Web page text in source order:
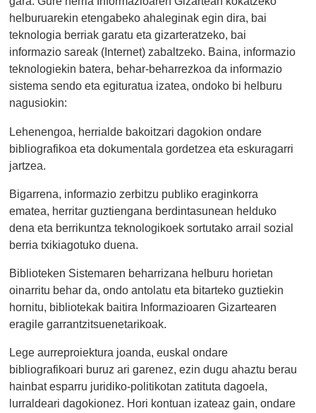
helburuarekin etengabeko ahaleginak egin dira, bai
teknologia berriak garatu eta gizarteratzeko, bai
informazio sareak (Internet) zabaltzeko. Baina, informazio
teknologiekin batera, behar-beharrezkoa da informazio
sistema sendo eta egituratua izatea, ondoko bi helburu
nagusiokin:
Lehenengoa, herrialde bakoitzari dagokion ondare
bibliografikoa eta dokumentala gordetzea eta eskuragarri
jartzea.
Bigarrena, informazio zerbitzu publiko eraginkorra
ematea, herritar guztiengana berdintasunean helduko
dena eta berrikuntza teknologikoek sortutako arrail sozial
berria txikiagotuko duena.
Biblioteken Sistemaren beharrizana helburu horietan
oinarritu behar da, ondo antolatu eta bitarteko guztiekin
hornitu, bibliotekak baitira Informazioaren Gizartearen
eragile garrantzitsuenetarikoak.
Lege aurreproiektura joanda, euskal ondare
bibliografikoari buruz ari garenez, ezin dugu ahaztu berau
hainbat esparru juridiko-politikotan zatituta dagoela,
lurraldeari dagokionez. Hori kontuan izateaz gain, ondare